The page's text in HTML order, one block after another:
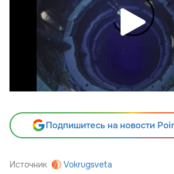
Подпишитесь на новости
Источник Vokrugsveta